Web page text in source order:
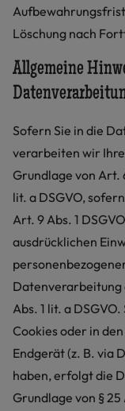
Löschung nach
Allgemeine
Sofern Sie in die
verarbeiten wir
Grundlage von Art.
lit. a DSGVO,
Art. 9 Abs. 1
ausdrücklichen
Datenverarbeitung
Abs. 1 lit. a
Cookies oder in
Endgerät (z. B. via
haben, erfolgt die
Grundlage von §